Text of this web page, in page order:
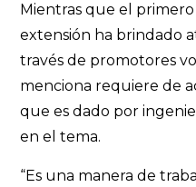
Mientras que el
extensión ha brindado
través de promotores
menciona requiere de
que es dado por
en el tema.
“Es una manera de